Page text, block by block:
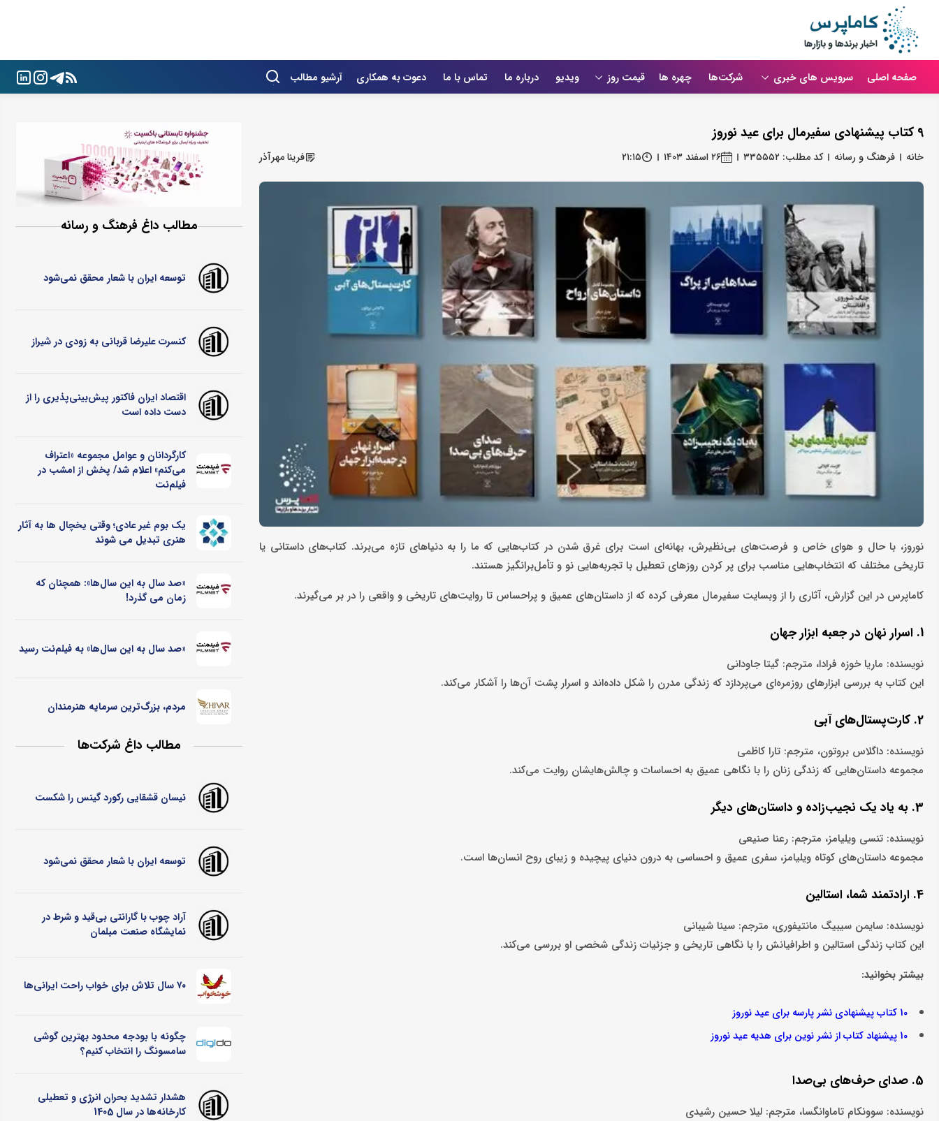
صفحه اصلی سرویس های خبری شرکت‌ها چهره ها قیمت روز ویدیو درباره ما تماس با ما دعوت به همکاری آرشیو مطالب
9 کتاب پیشنهادی سفیرمال برای عید نوروز
خانه فرهنگ و رسانه کد مطلب: ۳۳۵۵۵۲ ۲۶ اسفند ۱۴۰۳ ۲۱:۱۵ فرینا مهرآذر
نوروز، با حال و هوای خاص و فرصت‌های بی‌نظیرش، بهانه‌ای است برای غرق شدن در کتاب‌هایی که ما را به دنیاهای تازه می‌برند. کتاب‌های داستانی یا
تاریخی مختلف که انتخاب‌هایی مناسب برای پر کردن روزهای تعطیل با تجربه‌هایی نو و تأمل‌برانگیز هستند.
کاماپرس در این گزارش، آثاری را از وبسایت سفیرمال معرفی کرده که از داستان‌های عمیق و پراحساس تا روایت‌های تاریخی و واقعی را در بر می‌گیرند.
1. اسرار نهان در جعبه ابزار جهان
نویسنده: ماریا خوزه فرادا، مترجم: گیتا جاودانی
این کتاب به بررسی ابزارهای روزمره‌ای می‌پردازد که زندگی مدرن را شکل داده‌اند و اسرار پشت آن‌ها را آشکار می‌کند.
2. کارت‌پستال‌های آبی
نویسنده: داگلاس بروتون، مترجم: تارا کاظمی
مجموعه داستان‌هایی که زندگی زنان را با نگاهی عمیق به احساسات و چالش‌هایشان روایت می‌کند.
3. به یاد یک نجیب‌زاده و داستان‌های دیگر
نویسنده: تنسی ویلیامز، مترجم: رعنا صنیعی
مجموعه داستان‌های کوتاه ویلیامز، سفری عمیق و احساسی به درون دنیای پیچیده و زیبای روح انسان‌ها است.
4. ارادتمند شما، استالین
نویسنده: سایمن سیبیگ مانتیفوری، مترجم: سینا شیبانی
این کتاب زندگی استالین و اطرافیانش را با نگاهی تاریخی و جزئیات زندگی شخصی او بررسی می‌کند.
بیشتر بخوانید:
10 کتاب پیشنهادی نشر پارسه برای عید نوروز
10 پیشنهاد کتاب از نشر نوین برای هدیه عید نوروز
5. صدای حرف‌های بی‌صدا
نویسنده: سوونکام تاماوانگسا، مترجم: لیلا حسین رشیدی
مطالب داغ فرهنگ و رسانه
توسعه ایران با شعار محقق نمی‌شود
کنسرت علیرضا قربانی به زودی در شیراز
اقتصاد ایران فاکتور پیش‌بینی‌پذیری را از
دست داده است
کارگردانان و عوامل مجموعه «اعتراف
می‌کنم» اعلام شد/ پخش از امشب در
فیلم‌نت
یک بوم غیر عادی؛ وقتی یخچال ‌ها به آثار
هنری تبدیل می ‌شوند
«صد سال به این سال‌ها»: همچنان که
زمان می گذرد!
«صد سال به این سال‌ها» به فیلم‌نت رسید
مردم، بزرگ‌ترین سرمایه هنرمندان
مطالب داغ شرکت‌ها
نیسان قشقایی رکورد گینس را شکست
توسعه ایران با شعار محقق نمی‌شود
آراد چوب با گارانتی بی‌قید و شرط در
نمایشگاه صنعت مبلمان
۷۰ سال تلاش برای خواب راحت ایرانی‌ها
چگونه با بودجه محدود بهترین گوشی
سامسونگ را انتخاب کنیم؟
هشدار تشدید بحران انرژی و تعطیلی
کارخانه‌ها در سال 1405